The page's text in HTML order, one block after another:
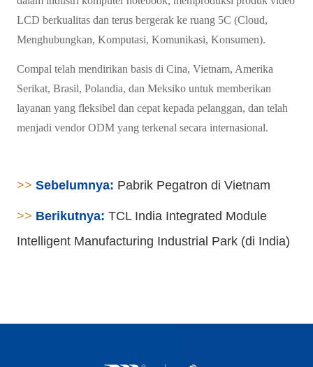
LCD berkualitas dan terus bergerak ke ruang 5C (Cloud,
Menghubungkan, Komputasi, Komunikasi, Konsumen).
Compal telah mendirikan basis di Cina, Vietnam, Amerika
Serikat, Brasil, Polandia, dan Meksiko untuk memberikan
layanan yang fleksibel dan cepat kepada pelanggan, dan telah
menjadi vendor ODM yang terkenal secara internasional.
>> Sebelumnya: Pabrik Pegatron di Vietnam
>> Berikutnya: TCL India Integrated Module
Intelligent Manufacturing Industrial Park (di India)